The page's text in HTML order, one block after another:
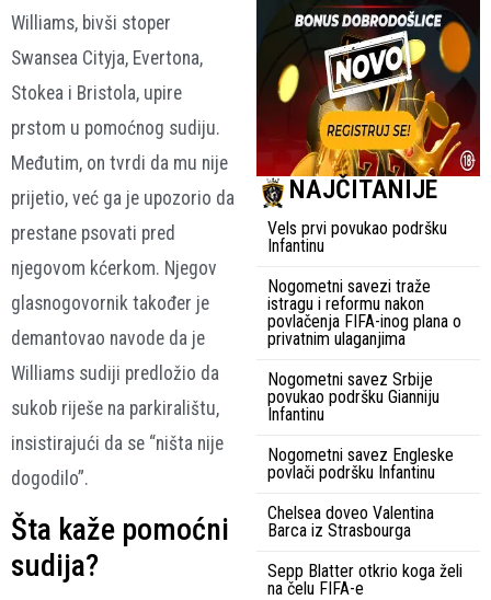
Williams, bivši stoper
Swansea Cityja, Evertona,
Stokea i Bristola, upire
prstom u pomoćnog sudiju.
Međutim, on tvrdi da mu nije
prijetio, već ga je upozorio da
prestane psovati pred
njegovom kćerkom. Njegov
glasnogovornik također je
demantovao navode da je
Williams sudiji predložio da
sukob riješe na parkiralištu,
insistirajući da se “ništa nije
dogodilo”.
Šta kaže pomoćni
sudija?
NAJČITANIJE
Vels prvi povukao podršku
Infantinu
Nogometni savezi traže
istragu i reformu nakon
povlačenja FIFA-inog plana o
privatnim ulaganjima
Nogometni savez Srbije
povukao podršku Gianniju
Infantinu
Nogometni savez Engleske
povlači podršku Infantinu
Chelsea doveo Valentina
Barca iz Strasbourga
Sepp Blatter otkrio koga želi
na čelu FIFA-e